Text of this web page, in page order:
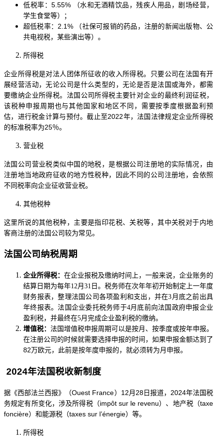
低税率： 5.55% （水和无酒精饮品，残疾人用品，剧场经营，
学生食堂等）；
超低税率： 2.1% （社保可报销的药品，注册的新闻出版物、公
共电视税，某些演出等）。
所得税
企业所得税是对法人团体所征收的收入所得税。只要公司在法国有开
展经营活动，无论公司是什么类型的，无论是否是法国或海外，都需
要缴纳企业所得税。法国公司所得税主要针对企业的最终利润征税，
该税种申报周期也与其他国家和地区不同，需要按季度根据盈利预
估，进行税金计算与预付。截止至2022年，法国法律规定企业所得税
的标准税率为25％。
营业税
法国公司营业税类似中国的地税，是根据公司注册地的实际情况，由
注册地当地政府征收的地方性税种，因此不同的公司注册地，会依照
不同税率向企业征收营业税。
其他税种
这里所说的其他税种，主要是指印花税、关税等，其中关税对于内地
客商注册的法国公司较为常见。
法国公司纳税周期
企业所得税： 在企业报税及缴纳时间上，一般来说，企业账务的
结算日期为每年12月31日。税务师在次年年初开始制定上一年度
财务报表，整理法国公司各项盈利和支出，并在3月底之前出具
年终报表。法国企业委托税务师于4月底前向法国政府申报企业
盈利税，并最终在5月完成企业盈利税的缴纳。
增值税： 法国增值税申报周期可以是按月、按季度或按年申报。
在注册公司的时候就需要选择申报的时间，如果申报金额达到了
82万欧元，此前是按年度申报的，就必须转为月申报。
2024年法国税收新制度
据《西部法兰西报》（Ouest France）12月28日报道，2024年法国税
务规定有所变化，涉及所得税（impôt sur le revenu）、地产税（taxe
foncière）和能源税（taxes sur l’énergie）等。
所得税